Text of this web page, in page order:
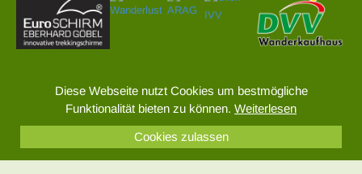
Impressum
Datenschutz
© 2026 DVV Wandern – Alle Rechte vorbehalten
Diese Webseite nutzt Cookies um bestmögliche
Funktionalität bieten zu können. Weiterlesen
Cookies zulassen